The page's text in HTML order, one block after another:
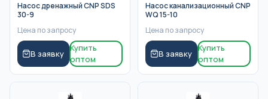
Насос дренажный CNP SDS
30-9
Цена по запросу
В заявку
Купить
оптом
Насос канализационный CNP
WQ 15-10
Цена по запросу
В заявку
Купить
оптом